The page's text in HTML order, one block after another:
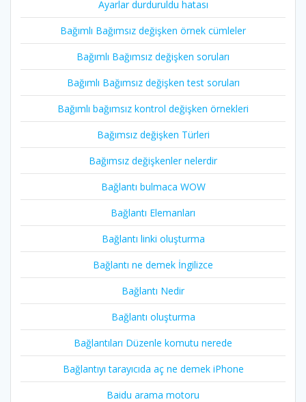
Ayarlar durduruldu hatası
Bağımlı Bağımsız değişken örnek cümleler
Bağımlı Bağımsız değişken soruları
Bağımlı Bağımsız değişken test soruları
Bağımlı bağımsız kontrol değişken örnekleri
Bağımsız değişken Türleri
Bağımsız değişkenler nelerdir
Bağlantı bulmaca WOW
Bağlantı Elemanları
Bağlantı linki oluşturma
Bağlantı ne demek İngilizce
Bağlantı Nedir
Bağlantı oluşturma
Bağlantıları Düzenle komutu nerede
Bağlantıyı tarayıcıda aç ne demek iPhone
Baidu arama motoru